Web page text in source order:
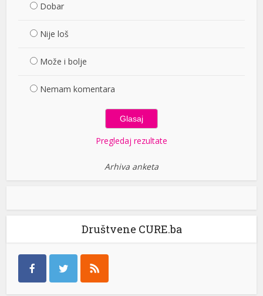
Dobar
Nije loš
Može i bolje
Nemam komentara
Pregledaj rezultate
Arhiva anketa
Društvene CURE.ba